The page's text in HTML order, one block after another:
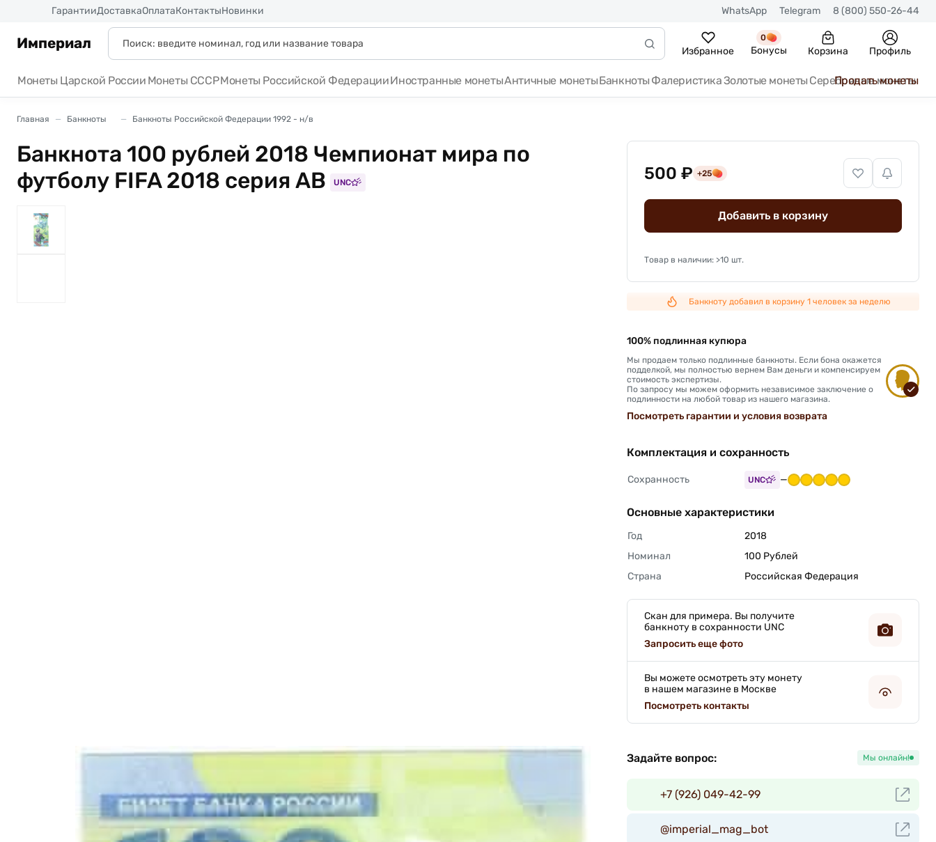
ГарантииДоставкаОплатаКонтактыНовинки WhatsApp Telegram 8 (800) 550-26-44
Империал Избранное
0
Бонусы Корзина Профиль
Монеты Царской России Монеты СССРМонеты Российской ФедерацииИностранные монетыАнтичные монетыБанкноты ФалеристикаЗолотые монеты Серебряные монеты
Продать монеты
Главная Банкноты Банкноты Российской Федерации 1992 - н/в
Банкнота 100 рублей 2018 Чемпионат мира по
футболу FIFA 2018 серия АВ
UNC 500 ₽ +25
Добавить в корзину
Товар в наличии: >10 шт.
Банкноту добавил в корзину 1 человек за неделю
100% подлинная купюра
Мы продаем только подлинные банкноты. Если бона окажется
подделкой, мы полностью вернем Вам деньги и компенсируем
стоимость экспертизы.
По запросу мы можем оформить независимое заключение о
подлинности на любой товар из нашего магазина.
Посмотреть гарантии и условия возврата
Комплектация и сохранность
Сохранность UNC —
Основные характеристики
Год
2018
Номинал
100 Рублей
Страна
Российская Федерация
Скан для примера. Вы получите
банкноту в сохранности UNC
Запросить еще фото
Вы можете осмотреть эту монету
в нашем магазине в Москве
Посмотреть контакты
Задайте вопрос: Мы онлайн!
+7 (926) 049-42-99
@imperial_mag_bot